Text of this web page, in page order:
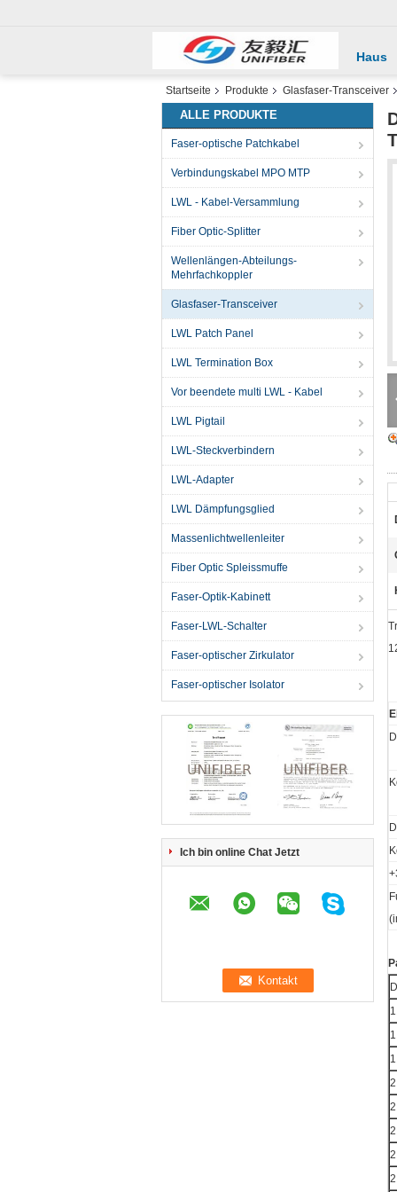
Haus
Startseite Produkte Glasfaser-Transceiver
ALLE PRODUKTE
Faser-optische Patchkabel
Verbindungskabel MPO MTP
LWL - Kabel-Versammlung
Fiber Optic-Splitter
Wellenlängen-Abteilungs-
Mehrfachkoppler
Glasfaser-Transceiver
LWL Patch Panel
LWL Termination Box
Vor beendete multi LWL - Kabel
LWL Pigtail
LWL-Steckverbindern
LWL-Adapter
LWL Dämpfungsglied
Massenlichtwellenleiter
Fiber Optic Spleissmuffe
Faser-Optik-Kabinett
Faser-LWL-Schalter
Faser-optischer Zirkulator
Faser-optischer Isolator
Ich bin online Chat Jetzt